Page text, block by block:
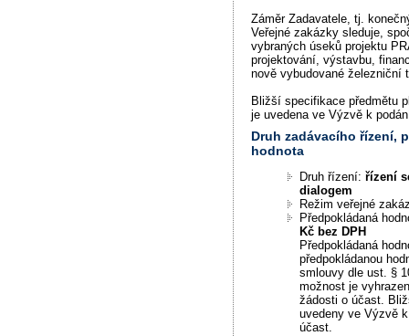
Záměr Zadavatele, tj.
Veřejné zakázky sleduje,
vybraných úseků projektu
projektování, výstavbu,
nově vybudované železniční
Bližší specifikace předmětu
je uvedena ve Výzvě k
Druh zadávacího řízení,
hodnota
Druh řízení:řízení
dialogem
Režim veřejné
Předpokládaná
Kč bez DPH
Předpokládaná
předpokládanou
smlouvy dle ust. §
možnost je
žádosti o účast.
uvedeny ve Výzvě
účast.